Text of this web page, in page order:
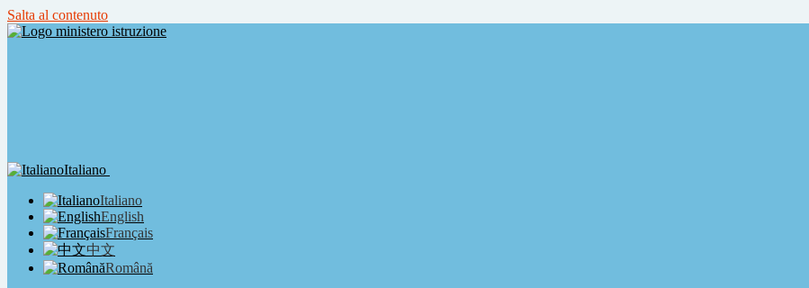
Salta al contenuto
Italiano
Italiano
English
Français
中文
Română